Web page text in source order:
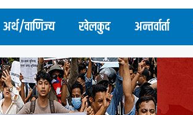
अर्थ/वाणिज्य खेलकुद अन्तर्वार्ता